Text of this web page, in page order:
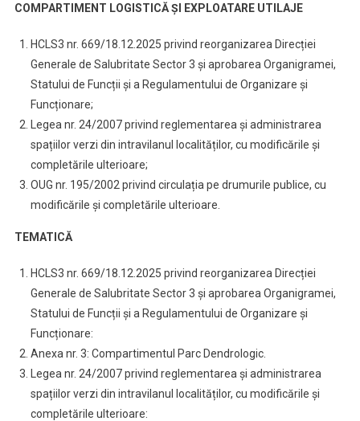
COMPARTIMENT LOGISTICĂ ȘI EXPLOATARE UTILAJE
HCLS3 nr. 669/18.12.2025 privind reorganizarea Direcției
Generale de Salubritate Sector 3 și aprobarea Organigramei,
Statului de Funcții și a Regulamentului de Organizare și
Funcționare;
Legea nr. 24/2007 privind reglementarea și administrarea
spațiilor verzi din intravilanul localităților, cu modificările și
completările ulterioare;
OUG nr. 195/2002 privind circulația pe drumurile publice, cu
modificările și completările ulterioare.
TEMATICĂ
HCLS3 nr. 669/18.12.2025 privind reorganizarea Direcției
Generale de Salubritate Sector 3 și aprobarea Organigramei,
Statului de Funcții și a Regulamentului de Organizare și
Funcționare:
Anexa nr. 3: Compartimentul Parc Dendrologic.
Legea nr. 24/2007 privind reglementarea și administrarea
spațiilor verzi din intravilanul localităților, cu modificările și
completările ulterioare: